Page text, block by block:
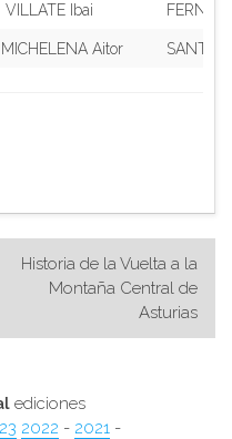
VILLATE Ibai
MICHELENA Aitor
Historia de la Vuelta a la
Montaña Central de
Asturias
ediciones
2022 - 2021 -